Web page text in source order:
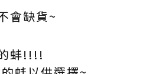
會缺貨~
蚌!!!!